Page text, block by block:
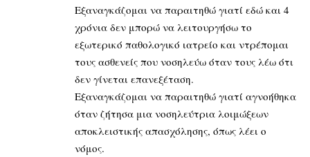
Εξαναγκάζομαι να παραιτηθώ γιατί εδώ και 4
χρόνια δεν μπορώ να λειτουργήσω το
εξωτερικό παθολογικό ιατρείο και ντρέπομαι
τους ασθενείς που νοσηλεύω όταν τους λέω ότι
δεν γίνεται επανεξέταση.
Εξαναγκάζομαι να παραιτηθώ γιατί αγνοήθηκα
όταν ζήτησα μια νοσηλεύτρια λοιμώξεων
αποκλειστικής απασχόλησης, όπως λέει ο
νόμος.